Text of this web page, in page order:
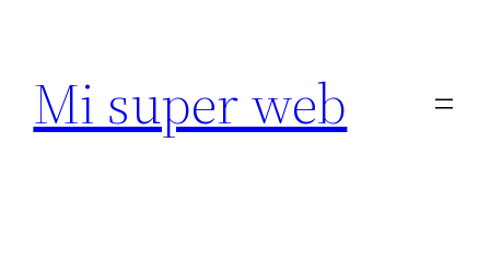
contenido
Mi super web